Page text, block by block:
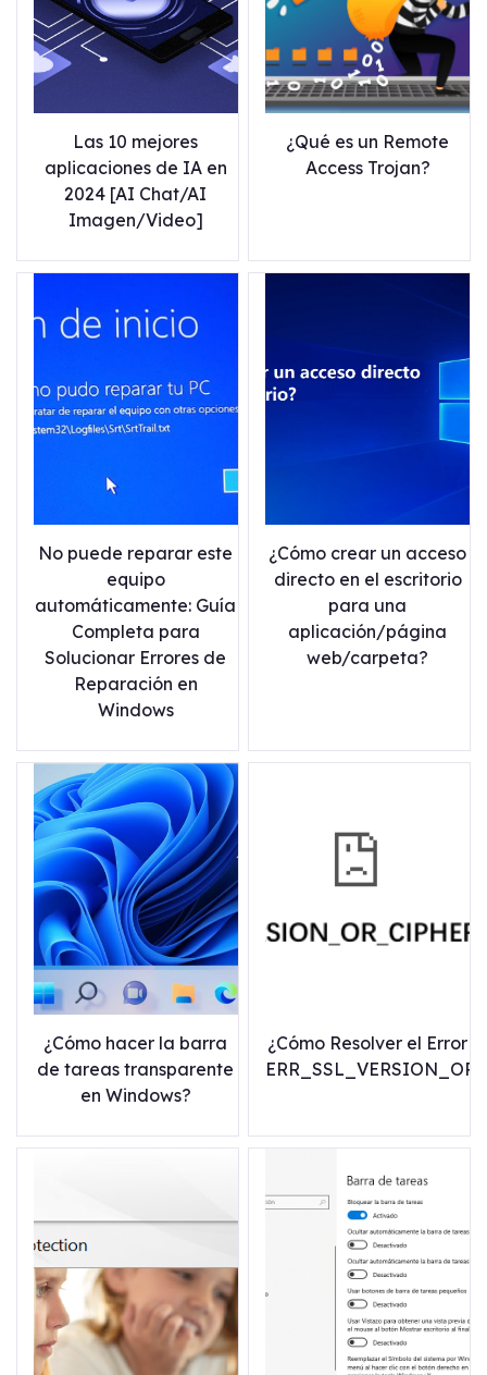
Las 10 mejores
aplicaciones de IA en
2024 [AI Chat/AI
Imagen/Video]
¿Qué es un Remote
Access Trojan?
No puede reparar este
equipo
automáticamente: Guía
Completa para
Solucionar Errores de
Reparación en
Windows
¿Cómo crear un acceso
directo en el escritorio
para una
aplicación/página
web/carpeta?
¿Cómo hacer la barra
de tareas transparente
en Windows?
¿Cómo Resolver el Error